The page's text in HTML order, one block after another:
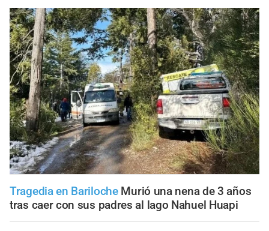
Tragedia en Bariloche Murió una nena de 3 años
tras caer con sus padres al lago Nahuel Huapi